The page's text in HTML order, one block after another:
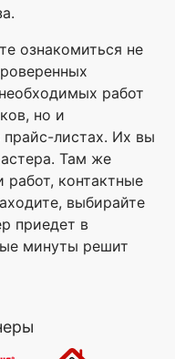
ознакомиться не
работ
но и
листах. Их вы
Там же
контактные
выбирайте
приедет в
минуты решит